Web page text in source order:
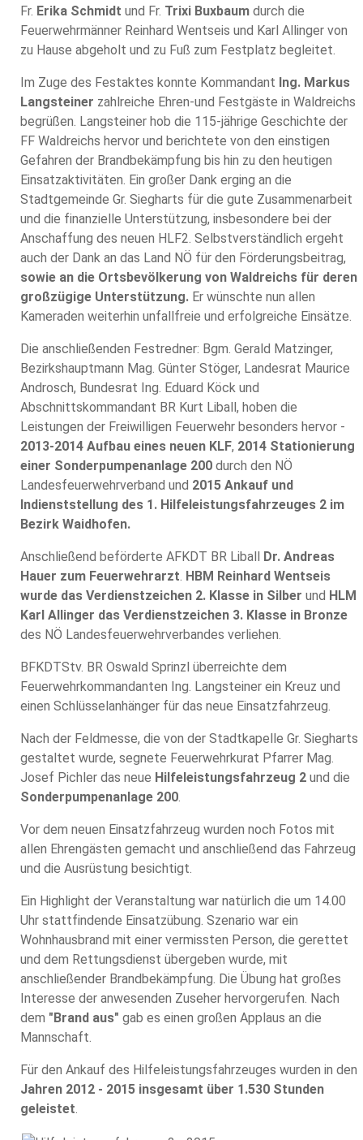
Fr. Erika Schmidt und Fr. Trixi Buxbaum durch die
Feuerwehrmänner Reinhard Wentseis und Karl Allinger von
zu Hause abgeholt und zu Fuß zum Festplatz begleitet.
Im Zuge des Festaktes konnte Kommandant Ing. Markus
Langsteiner zahlreiche Ehren-und Festgäste in Waldreichs
begrüßen. Langsteiner hob die 115-jährige Geschichte der
FF Waldreichs hervor und berichtete von den einstigen
Gefahren der Brandbekämpfung bis hin zu den heutigen
Einsatzaktivitäten. Ein großer Dank erging an die
Stadtgemeinde Gr. Siegharts für die gute Zusammenarbeit
und die finanzielle Unterstützung, insbesondere bei der
Anschaffung des neuen HLF2. Selbstverständlich ergeht
auch der Dank an das Land NÖ für den Förderungsbeitrag,
sowie an die Ortsbevölkerung von Waldreichs für deren
großzügige Unterstützung. Er wünschte nun allen
Kameraden weiterhin unfallfreie und erfolgreiche Einsätze.
Die anschließenden Festredner: Bgm. Gerald Matzinger,
Bezirkshauptmann Mag. Günter Stöger, Landesrat Maurice
Androsch, Bundesrat Ing. Eduard Köck und
Abschnittskommandant BR Kurt Liball, hoben die
Leistungen der Freiwilligen Feuerwehr besonders hervor -
2013-2014 Aufbau eines neuen KLF, 2014 Stationierung
einer Sonderpumpenanlage 200 durch den NÖ
Landesfeuerwehrverband und 2015 Ankauf und
Indienststellung des 1. Hilfeleistungsfahrzeuges 2 im
Bezirk Waidhofen.
Anschließend beförderte AFKDT BR Liball Dr. Andreas
Hauer zum Feuerwehrarzt HBM Reinhard Wentseis
wurde das Verdienstzeichen 2. Klasse in Silber und HLM
Karl Allinger das Verdienstzeichen 3. Klasse in Bronze
des NÖ Landesfeuerwehrverbandes verliehen.
BFKDTStv. BR Oswald Sprinzl überreichte dem
Feuerwehrkommandanten Ing. Langsteiner ein Kreuz und
einen Schlüsselanhänger für das neue Einsatzfahrzeug.
Nach der Feldmesse, die von der Stadtkapelle Gr. Siegharts
gestaltet wurde, segnete Feuerwehrkurat Pfarrer Mag.
Josef Pichler das neue Hilfeleistungsfahrzeug 2 und die
Sonderpumpenanlage 200
Vor dem neuen Einsatzfahrzeug wurden noch Fotos mit
allen Ehrengästen gemacht und anschließend das Fahrzeug
und die Ausrüstung besichtigt.
Ein Highlight der Veranstaltung war natürlich die um 14.00
Uhr stattfindende Einsatzübung. Szenario war ein
Wohnhausbrand mit einer vermissten Person, die gerettet
und dem Rettungsdienst übergeben wurde, mit
anschließender Brandbekämpfung. Die Übung hat großes
Interesse der anwesenden Zuseher hervorgerufen. Nach
dem "Brand aus" gab es einen großen Applaus an die
Mannschaft.
Für den Ankauf des Hilfeleistungsfahrzeuges wurden in den
Jahren 2012 - 2015 insgesamt über 1.530 Stunden
geleistet